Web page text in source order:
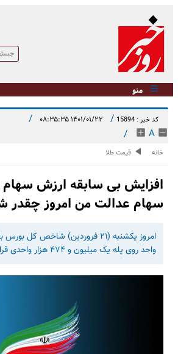
منو
کد خبر : 15894 / ۱۴۰۱/۰۱/۲۲ ۰۸:۳۵:۳۵ /
A
/
خانه قیمت طلا
افزایش بی سابقه ارزش
سهام عدالت من امروز چقدر
واحد روی پله یک میلیون و ۴۷۴ هزار واحدی قرار گرفت.